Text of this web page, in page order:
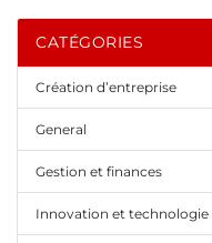
CATÉGORIES
Création d’entreprise
General
Gestion et finances
Innovation et technologie